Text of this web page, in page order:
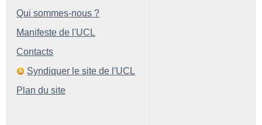
Qui sommes-nous ?
Manifeste de l'UCL
Contacts
Syndiquer le site de l'UCL
Plan du site